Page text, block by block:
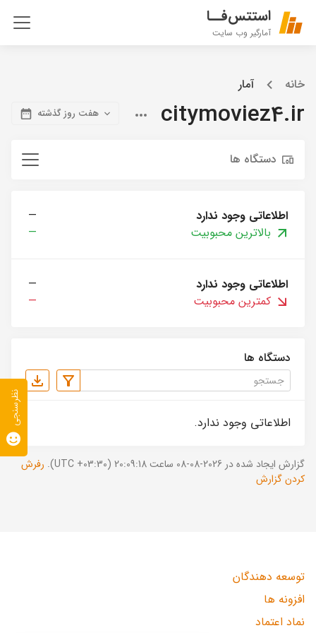
استتس‌فــا
آمارگیر وب سایت
خانه آمار
citymoviez4.ir هفت روز گذشته
دستگاه ها
اطلاعاتی وجود ندارد
—
بالاترین محبوبیت
—
اطلاعاتی وجود ندارد
—
کمترین محبوبیت
—
دستگاه ها
اطلاعاتی وجود ندارد.
گزارش ایجاد شده در 2026-08-08 ساعت 20:09:18 (UTC +03:30).
رفرش
کردن گزارش
توسعه دهندگان
افزونه ها
نماد اعتماد
نظرسنجی